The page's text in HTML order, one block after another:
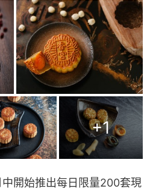
+1
開始推出每日限量200套現